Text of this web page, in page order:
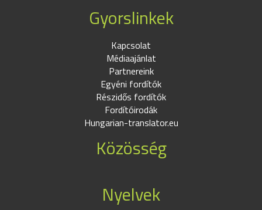
Gyorslinkek
Kapcsolat
Médiaajánlat
Partnereink
Egyéni fordítók
Részidős fordítók
Fordítóirodák
Hungarian-translator.eu
Közösség
Nyelvek